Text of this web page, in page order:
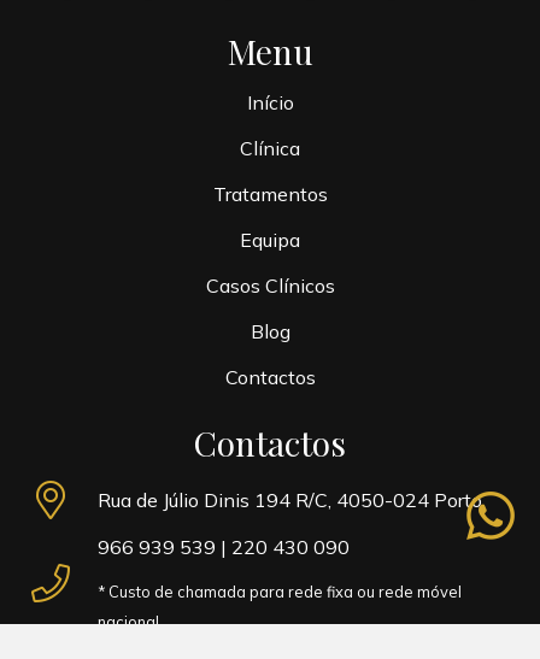
Menu
Início
Clínica
Tratamentos
Equipa
Casos Clínicos
Blog
Contactos
Contactos
Rua de Júlio Dinis 194 R/C, 4050-024 Porto
966 939 539 | 220 430 090
* Custo de chamada para rede fixa ou rede móvel
nacional
whatsapp